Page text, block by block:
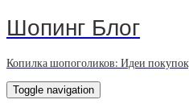
Шопинг Блог
Копилка шопоголиков: Идеи
Toggle navigation